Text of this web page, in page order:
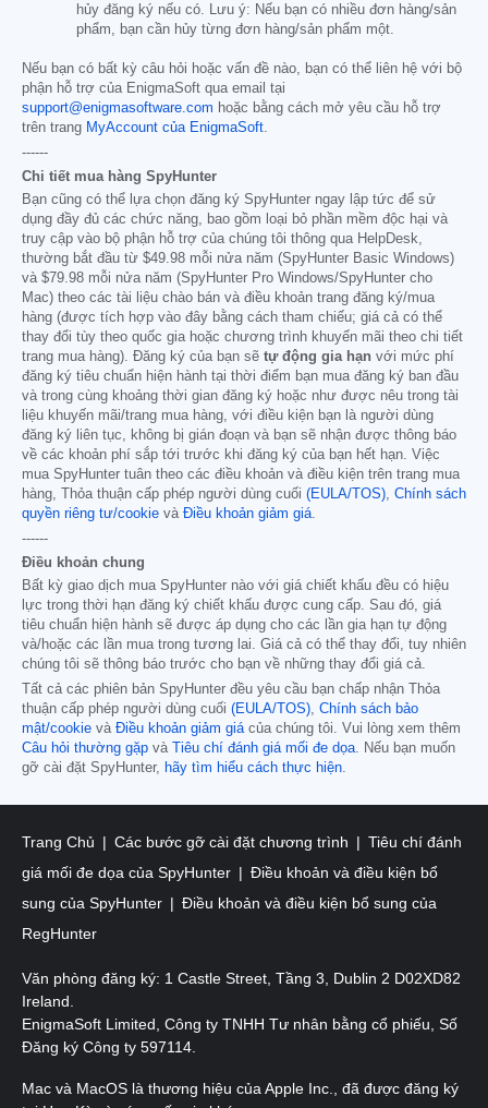
hủy đăng ký nếu có. Lưu ý: Nếu bạn có nhiều đơn hàng/sản
phẩm, bạn cần hủy từng đơn hàng/sản phẩm một.
Nếu bạn có bất kỳ câu hỏi hoặc vấn đề nào, bạn có thể liên hệ với bộ
phận hỗ trợ của EnigmaSoft qua email tại
support@enigmasoftware.com hoặc bằng cách mở yêu cầu hỗ trợ
trên trang MyAccount của EnigmaSoft.
------
Chi tiết mua hàng SpyHunter
Bạn cũng có thể lựa chọn đăng ký SpyHunter ngay lập tức để sử
dụng đầy đủ các chức năng, bao gồm loại bỏ phần mềm độc hại và
truy cập vào bộ phận hỗ trợ của chúng tôi thông qua HelpDesk,
thường bắt đầu từ $49.98 mỗi nửa năm (SpyHunter Basic Windows)
và $79.98 mỗi nửa năm (SpyHunter Pro Windows/SpyHunter cho
Mac) theo các tài liệu chào bán và điều khoản trang đăng ký/mua
hàng (được tích hợp vào đây bằng cách tham chiếu; giá cả có thể
thay đổi tùy theo quốc gia hoặc chương trình khuyến mãi theo chi tiết
trang mua hàng). Đăng ký của bạn sẽ tự động gia hạn với mức phí
đăng ký tiêu chuẩn hiện hành tại thời điểm bạn mua đăng ký ban đầu
và trong cùng khoảng thời gian đăng ký hoặc như được nêu trong tài
liệu khuyến mãi/trang mua hàng, với điều kiện bạn là người dùng
đăng ký liên tục, không bị gián đoạn và bạn sẽ nhận được thông báo
về các khoản phí sắp tới trước khi đăng ký của bạn hết hạn. Việc
mua SpyHunter tuân theo các điều khoản và điều kiện trên trang mua
hàng, Thỏa thuận cấp phép người dùng cuối (EULA/TOS), Chính sách
quyền riêng tư/cookie và Điều khoản giảm giá.
------
Điều khoản chung
Bất kỳ giao dịch mua SpyHunter nào với giá chiết khấu đều có hiệu
lực trong thời hạn đăng ký chiết khấu được cung cấp. Sau đó, giá
tiêu chuẩn hiện hành sẽ được áp dụng cho các lần gia hạn tự động
và/hoặc các lần mua trong tương lai. Giá cả có thể thay đổi, tuy nhiên
chúng tôi sẽ thông báo trước cho bạn về những thay đổi giá cả.
Tất cả các phiên bản SpyHunter đều yêu cầu bạn chấp nhận Thỏa
thuận cấp phép người dùng cuối (EULA/TOS), Chính sách bảo
mật/cookie và Điều khoản giảm giácủa chúng tôi. Vui lòng xem thêm
Câu hỏi thường gặp và Tiêu chí đánh giá mối đe dọa. Nếu bạn muốn
gỡ cài đặt SpyHunter, hãy tìm hiểu cách thực hiện.
Trang Chủ Các bước gỡ cài đặt chương trình
Tiêu chí đánh
giá mối đe dọa của SpyHunter
Điều khoản và điều kiện bổ
sung của SpyHunter
Điều khoản và điều kiện bổ sung của
RegHunter
Văn phòng đăng ký: 1 Castle Street, Tầng 3, Dublin 2 D02XD82
Ireland.
EnigmaSoft Limited, Công ty TNHH Tư nhân bằng cổ phiếu, Số
Đăng ký Công ty 597114.
Mac và MacOS là thương hiệu của Apple Inc., đã được đăng ký